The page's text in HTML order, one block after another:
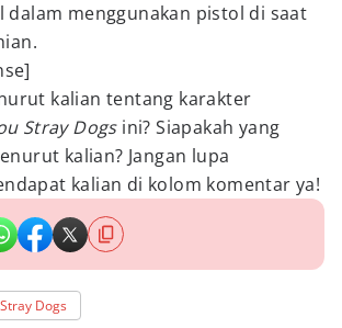
dalam menggunakan pistol di saat
kalian tentang karakter
Stray Dogs ini? Siapakah yang
kalian? Jangan lupa
kalian di kolom komentar ya!
Dogs